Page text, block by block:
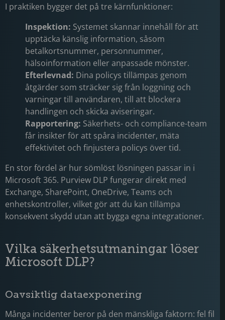
I praktiken bygger det på tre kärnfunktioner:
Inspektion: Systemet skannar innehåll för att
upptäcka känslig information, såsom
betalkortsnummer, personnummer,
hälsoinformation eller anpassade mönster.
Efterlevnad: Dina policys tillämpas genom
åtgärder som sträcker sig från loggning och
varningar till användaren, till att blockera
handlingen och skicka aviseringar.
Rapportering: Säkerhets- och compliance-team
får insikter för att spåra incidenter, mäta
effektivitet och finjustera policys över tid.
En stor fördel är hur sömlöst lösningen passar in i
Microsoft 365. Purview DLP fungerar direkt med
Exchange, SharePoint, OneDrive, Teams och
enhetskontroller, vilket gör att du kan tillämpa
konsekvent skydd utan att bygga egna integrationer.
Vilka säkerhetsutmaningar löser
Microsoft DLP?
Oavsiktlig dataexponering
Många incidenter beror på den mänskliga faktorn: fel fil